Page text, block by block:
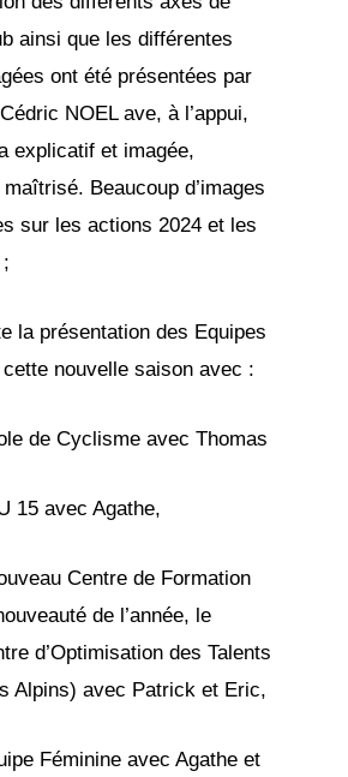
ainsi que les différentes
ont été présentées par
NOEL ave, à l’appui,
explicatif et imagée,
Beaucoup d’images
sur les actions 2024 et les
la présentation des Equipes
nouvelle saison avec :
Cyclisme avec Thomas
avec Agathe,
Centre de Formation
de l’année, le
d’Optimisation des Talents
Alpins) avec Patrick et Eric,
Féminine avec Agathe et